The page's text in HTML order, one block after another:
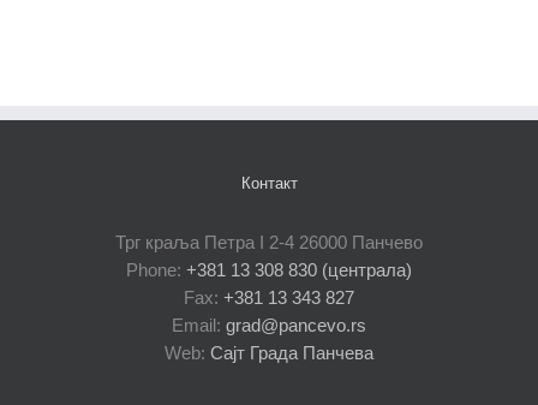
Контакт
Трг краља Петра I 2-4 26000 Панчево
Phone: +381 13 308 830 (централа)
Fax: +381 13 343 827
Email: grad@pancevo.rs
Web: Сајт Града Панчева